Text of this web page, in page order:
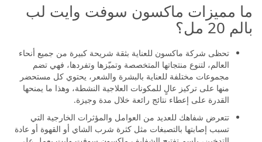
ما مميزات ماكسون سوفت وايت لب
بالم 20 مل؟
تحظى شركة ماكسون للعناية بثقة شريحة كبيرة من جميع أنحاء
العالم، لتنوع منتجاتها المتخصصة وتميّزها وتفردها، فهي تضم
مجموعات مختلفة للعناية بالبشرة والشعر، يحتوي كل مستحضر
منها على تركيز عالٍ للمكونات العلاجية النشطة، وهذا ما يمنحها
القدرة على إعطاء نتائج رائعة خلال مدة وجيزة.
تتعرض شفاهك للعديد من العوامل والمؤثرات الخارجية التي
تسبب إصابتها بالتصبغات مثل كثرة شرب الشاي أو القهوة أو عادة